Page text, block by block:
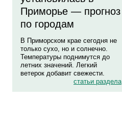
Приморье — прогноз
по городам
В Приморском крае сегодня не
только сухо, но и солнечно.
Температуры поднимутся до
летних значений. Легкий
ветерок добавит свежести.
статьи раздела